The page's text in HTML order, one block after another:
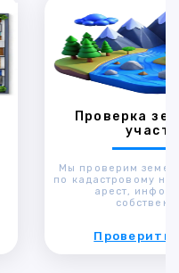
Проверка
Мы проверим
по кадастровому
арест,
Проверить